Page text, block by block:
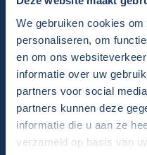
We gebruiken cookies
personaliseren, om
en om ons
informatie over uw
partners voor social
partners kunnen deze
informatie die u aan ze
verzameld op basis van
Algemene